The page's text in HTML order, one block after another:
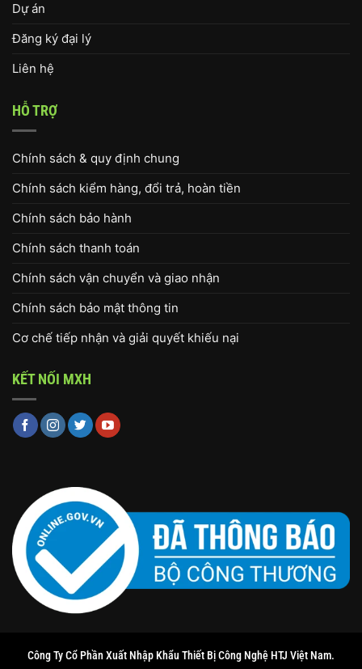
Dự án
Đăng ký đại lý
Liên hệ
HỖ TRỢ
Chính sách & quy định chung
Chính sách kiểm hàng, đổi trả, hoàn tiền
Chính sách bảo hành
Chính sách thanh toán
Chính sách vận chuyển và giao nhận
Chính sách bảo mật thông tin
Cơ chế tiếp nhận và giải quyết khiếu nại
KẾT NỐI MXH
Công Ty Cổ Phần Xuất Nhập Khẩu Thiết Bị Công Nghệ HTJ Việt Nam.